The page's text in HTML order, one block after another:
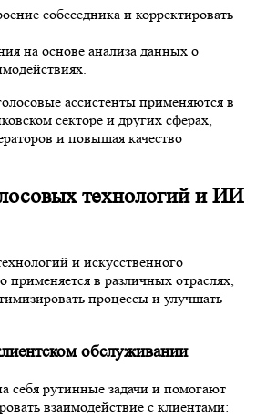
собеседника и корректировать
на основе анализа данных о
ассистенты применяются в
секторе и других сферах,
и повышая качество
технологий и ИИ
и искусственного
применяется в различных отраслях,
процессы и улучшать
обслуживании
себя рутинные задачи и помогают
взаимодействие с клиентами: